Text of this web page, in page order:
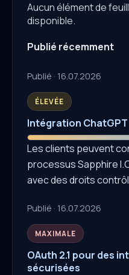
Aucun élément de
disponible.
Publié récemment
Publié · 16.07.2026
ÉLEVÉE
Intégration
Les clients peuvent
processus Sapphire
avec des droits
Publié · 16.07.2026
MAXIMALE
OAuth 2.1 pour des
sécurisées